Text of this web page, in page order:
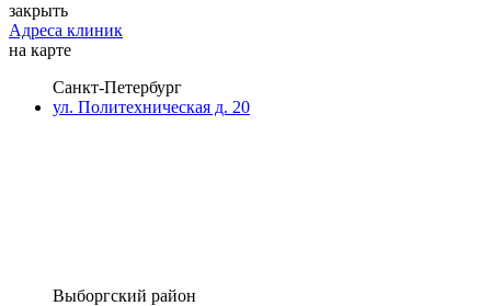
закрыть
Адреса клиник
на карте
Санкт-Петербург
ул. Политехническая д. 20
Выборгский район